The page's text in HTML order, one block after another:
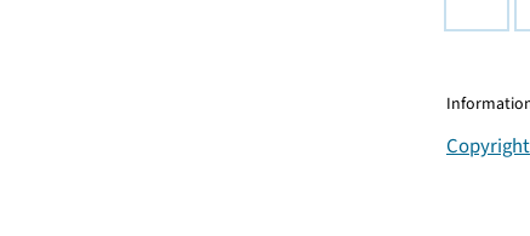
Copyright